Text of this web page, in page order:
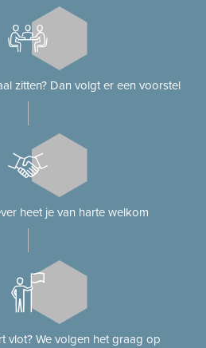
zitten? Dan volgt er een voorstel
heet je van harte welkom
vlot? We volgen het graag op